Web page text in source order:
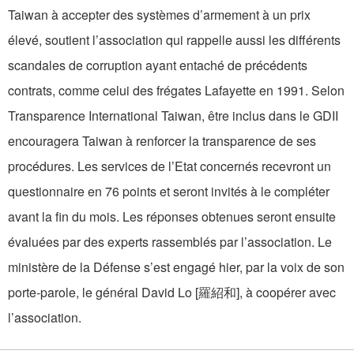
Taiwan à accepter des systèmes d’armement à un prix
élevé, soutient l’association qui rappelle aussi les différents
scandales de corruption ayant entaché de précédents
contrats, comme celui des frégates Lafayette en 1991. Selon
Transparence International Taiwan, être inclus dans le GDII
encouragera Taiwan à renforcer la transparence de ses
procédures. Les services de l’Etat concernés recevront un
questionnaire en 76 points et seront invités à le compléter
avant la fin du mois. Les réponses obtenues seront ensuite
évaluées par des experts rassemblés par l’association. Le
ministère de la Défense s’est engagé hier, par la voix de son
porte-parole, le général David Lo [羅紹和], à coopérer avec
l’association.